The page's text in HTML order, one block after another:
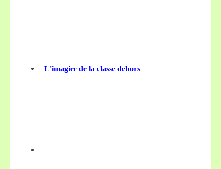
L'imagier de la classe dehors